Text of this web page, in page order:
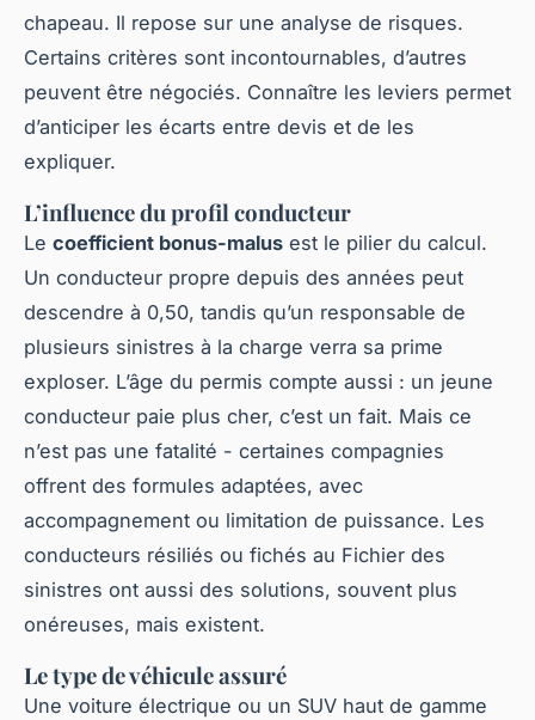
chapeau. Il repose sur une analyse de risques.
Certains critères sont incontournables, d’autres
peuvent être négociés. Connaître les leviers permet
d’anticiper les écarts entre devis et de les
expliquer.
L’influence du profil conducteur
Le coefficient bonus-malus est le pilier du calcul.
Un conducteur propre depuis des années peut
descendre à 0,50, tandis qu’un responsable de
plusieurs sinistres à la charge verra sa prime
exploser. L’âge du permis compte aussi : un jeune
conducteur paie plus cher, c’est un fait. Mais ce
n’est pas une fatalité - certaines compagnies
offrent des formules adaptées, avec
accompagnement ou limitation de puissance. Les
conducteurs résiliés ou fichés au Fichier des
sinistres ont aussi des solutions, souvent plus
onéreuses, mais existent.
Le type de véhicule assuré
Une voiture électrique ou un SUV haut de gamme